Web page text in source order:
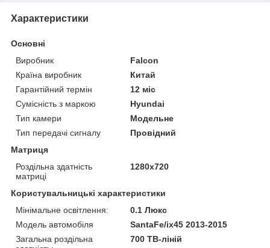
Характеристики
Основні
Виробник
Falcon
Країна виробник
Китай
Гарантійний термін
12 міс
Сумісність з маркою
Hyundai
Тип камери
Модельне
Тип передачі сигналу
Провідний
Матриця
Роздільна здатність
матриці
1280x720
Користувальницькі характеристики
Мінімальне освітлення:
0.1 Люкс
Модель автомобіля
SantaFe/ix45 2013-2015
Загальна роздільна
700 ТВ-ліній